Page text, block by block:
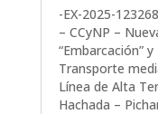
-EX-2025-
– CCyNP –
“Embarcación”
Transporte
Línea de Alta
Hachada –